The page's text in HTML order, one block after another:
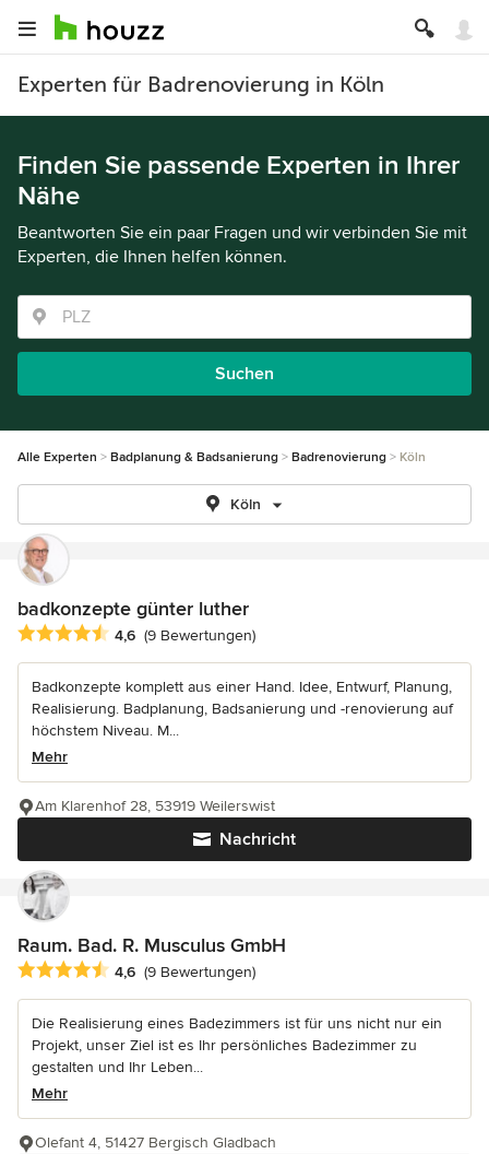
Experten für Badrenovierung in Köln
Finden Sie passende Experten in Ihrer
Nähe
Beantworten Sie ein paar Fragen und wir verbinden Sie mit
Experten, die Ihnen helfen können.
Suchen
Alle Experten Badplanung & Badsanierung Badrenovierung Köln
Köln
badkonzepte günter luther
Durchschnittliche Bewertung: 4.6 von 5 Sternen
4,6 (9 Bewertungen)
Badkonzepte komplett aus einer Hand. Idee, Entwurf, Planung,
Realisierung. Badplanung, Badsanierung und -renovierung auf
höchstem Niveau. M...
Mehr
Nachricht
Am Klarenhof 28, 53919 Weilerswist
Raum. Bad. R. Musculus GmbH
Durchschnittliche Bewertung: 4.6 von 5 Sternen
4,6 (9 Bewertungen)
Die Realisierung eines Badezimmers ist für uns nicht nur ein
Projekt, unser Ziel ist es Ihr persönliches Badezimmer zu
gestalten und Ihr Leben...
Mehr
Olefant 4, 51427 Bergisch Gladbach